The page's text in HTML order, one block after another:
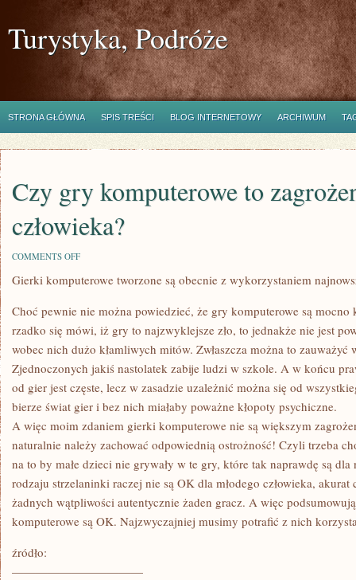
Turystyka, Podróże
STRONA GŁÓWNA SPIS TREŚCI BLOG INTERNETOWY ARCHIWUM
Czy gry komputerowe to
człowieka?
COMMENTS OFFON
GRY
ZAGROŻENIE
DLA
CZŁOWIEKA?
Gierki komputerowe tworzone są obecnie z wykorzystaniem
Choć pewnie nie można powiedzieć, że gry komputerowe są mocno
rzadko się mówi, iż gry to najzwyklejsze zło, to jednakże nie jest
wobec nich dużo kłamliwych mitów. Zwłaszcza można to zauważyć
Zjednoczonych jakiś nastolatek zabije ludzi w szkole. A w końcu
od gier jest częste, lecz w zasadzie uzależnić można się od
bierze świat gier i bez nich miałaby poważne kłopoty psychiczne.
A więc moim zdaniem gierki komputerowe nie są większym
naturalnie należy zachować odpowiednią ostrożność! Czyli trzeba
na to by małe dzieci nie grywały w te gry, które tak naprawdę są
rodzaju strzelaninki raczej nie są OK dla młodego człowieka,
żadnych wątpliwości autentycznie żaden gracz. A więc
komputerowe są OK. Najzwyczajniej musimy potrafić z nich
źródło:
———————————